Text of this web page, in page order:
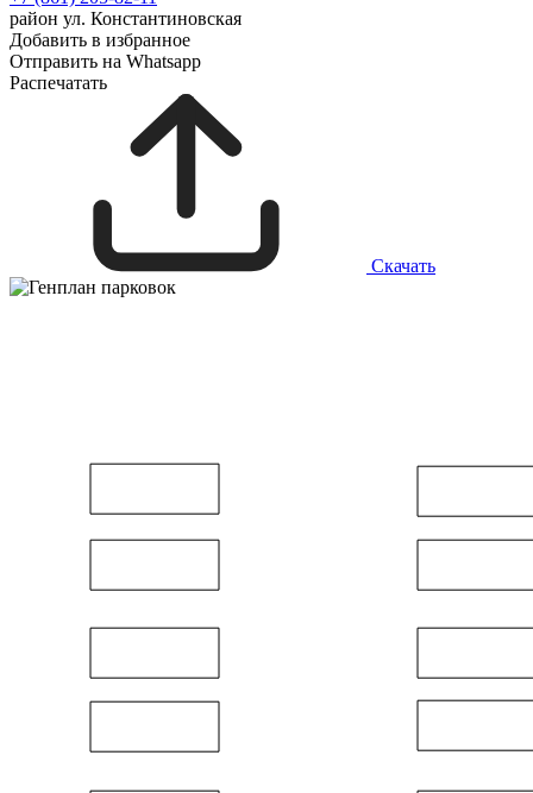
район ул. Константиновская
Добавить в избранное
Отправить на Whatsapp
Распечатать
Скачать